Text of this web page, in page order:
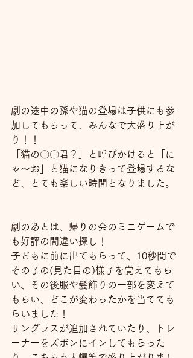
劇の途中の孫や猫の登場は子供にも参
加してもらって、みんなで大盛り上が
り！！
「猫の〇〇君？」と呼びかけると「に
ゃ～お」と猫になりきって登場するな
ど、とても楽しい時間となりました。
劇のあとは、帰りの会のミニゲームで
も好評の間違い探し！
子どもに前に出てもらって、10秒間で
その子の(見た目の)様子を覚えてもら
い、その後服や髪飾りの一部を変えて
もらい、どこが変わったかを当てても
らいました！
サングラスが追加されていたり、トレ
ーナーをズボンにインしてもらった